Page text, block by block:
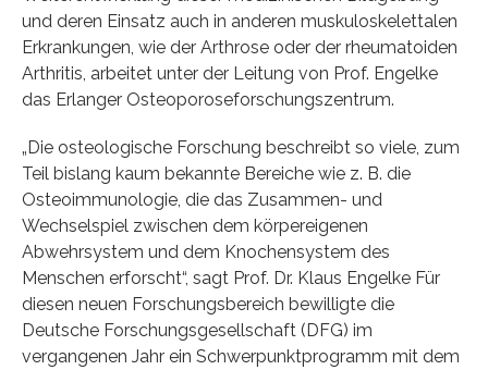
und deren Einsatz auch in anderen muskuloskelettalen
Erkrankungen, wie der Arthrose oder der rheumatoiden
Arthritis, arbeitet unter der Leitung von Prof. Engelke
das Erlanger Osteoporoseforschungszentrum.
„Die osteologische Forschung beschreibt so viele, zum
Teil bislang kaum bekannte Bereiche wie z. B. die
Osteoimmunologie, die das Zusammen- und
Wechselspiel zwischen dem körpereigenen
Abwehrsystem und dem Knochensystem des
Menschen erforscht“, sagt Prof. Dr. Klaus Engelke Für
diesen neuen Forschungsbereich bewilligte die
Deutsche Forschungsgesellschaft (DFG) im
vergangenen Jahr ein Schwerpunktprogramm mit dem